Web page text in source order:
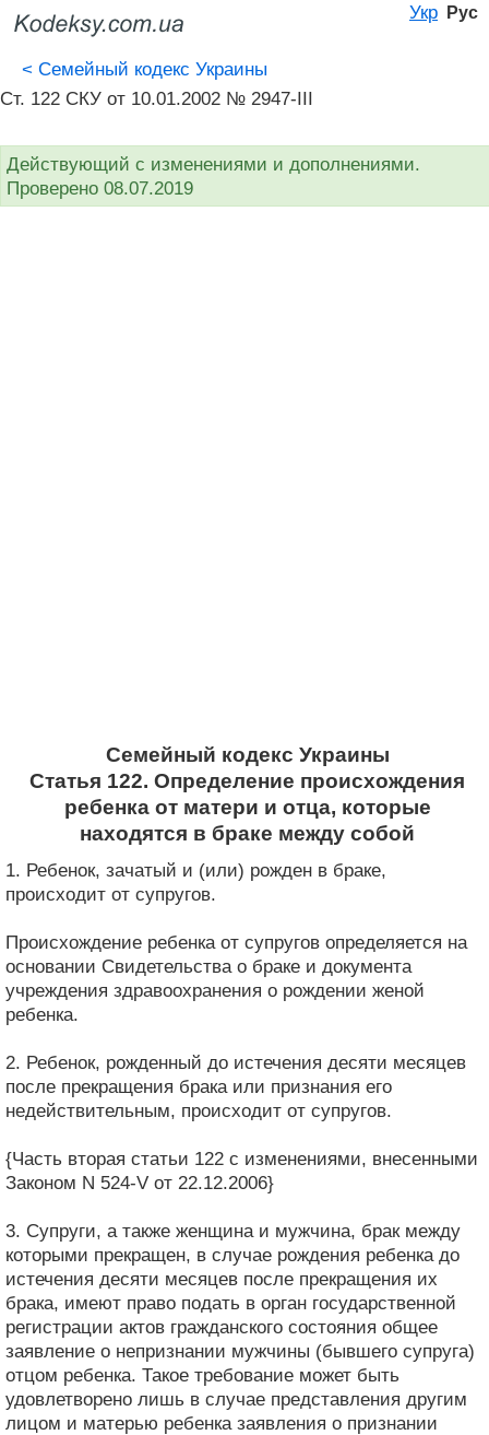
Укр Рус
< Семейный кодекс Украины
Ст. 122 СКУ от 10.01.2002 № 2947-III
Действующий с изменениями и дополнениями.
Проверено 08.07.2019
Семейный кодекс Украины
Статья 122. Определение происхождения
ребенка от матери и отца, которые
находятся в браке между собой
1. Ребенок, зачатый и (или) рожден в браке,
происходит от супругов.
Происхождение ребенка от супругов определяется на
основании Свидетельства о браке и документа
учреждения здравоохранения о рождении женой
ребенка.
2. Ребенок, рожденный до истечения десяти месяцев
после прекращения брака или признания его
недействительным, происходит от супругов.
{Часть вторая статьи 122 с изменениями, внесенными
Законом N 524-V от 22.12.2006}
3. Супруги, а также женщина и мужчина, брак между
которыми прекращен, в случае рождения ребенка до
истечения десяти месяцев после прекращения их
брака, имеют право подать в орган государственной
регистрации актов гражданского состояния общее
заявление о непризнании мужчины (бывшего супруга)
отцом ребенка. Такое требование может быть
удовлетворено лишь в случае представления другим
лицом и матерью ребенка заявления о признании